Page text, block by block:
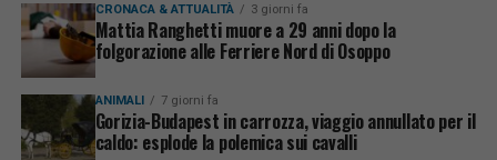
CRONACA & ATTUALITÀ 3 giorni fa
Mattia Ranghetti muore a 29 anni dopo la
folgorazione alle Ferriere Nord di Osoppo
ANIMALI 7 giorni fa
Gorizia-Budapest in carrozza, viaggio annullato per il
caldo: esplode la polemica sui cavalli